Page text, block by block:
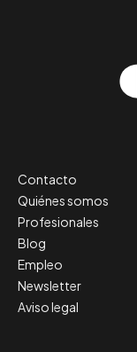
Contacto
Quiénes somos
Profesionales
Blog
Empleo
Newsletter
Aviso legal